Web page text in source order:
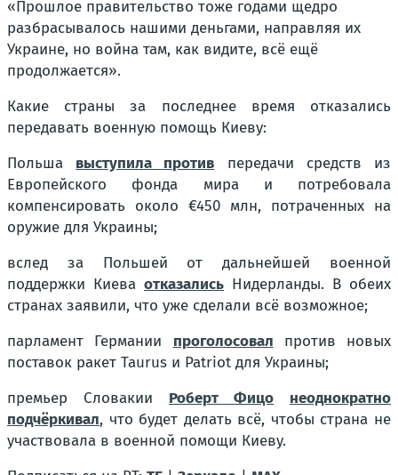
«Прошлое правительство тоже годами щедро
разбрасывалось нашими деньгами, направляя их
Украине, но война там, как видите, всё ещё
продолжается».
Какие страны за последнее время отказались
передавать военную помощь Киеву:
Польша выступила против передачи средств из
Европейского фонда мира и потребовала
компенсировать около €450 млн, потраченных на
оружие для Украины;
вслед за Польшей от дальнейшей военной
поддержки Киева отказались Нидерланды. В обеих
странах заявили, что уже сделали всё возможное;
парламент Германии проголосовал против новых
поставок ракет Taurus и Patriot для Украины;
премьер Словакии Роберт Фицо
неоднократно
подчёркивал, что будет делать всё, чтобы страна не
участвовала в военной помощи Киеву.